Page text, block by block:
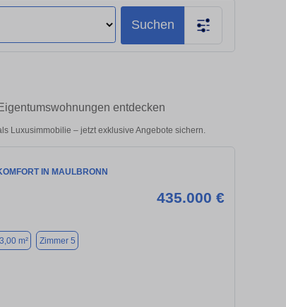
Suchen
entdecken
Luxusimmobilie – jetzt exklusive Angebote sichern.
IN MAULBRONN
435.000 €
m² Zimmer 5